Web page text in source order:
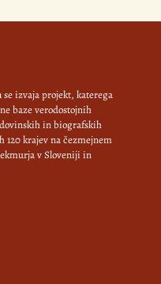
se izvaja projekt, katerega
baze verodostojnih
in biografskih
krajev na čezmejnem
v Sloveniji in